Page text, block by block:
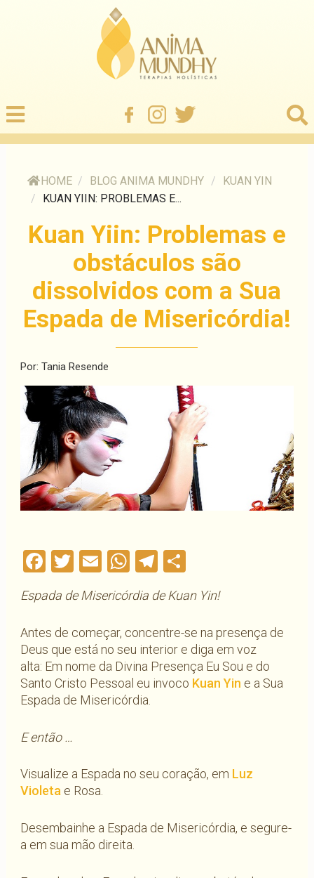
HOME / BLOG ANIMA MUNDHY /
KUAN YIN
/
KUAN YIIN: PROBLEMAS E...
Kuan Yiin: Problemas e
obstáculos são
dissolvidos com a Sua
Espada de Misericórdia!
Por: Tania Resende
Facebook
Twitter
EmailWhatsApp
Telegram
Espada de Misericórdia de Kuan Yin!
Antes de começar, concentre-se na presença de
Deus que está no seu interior e diga em voz
alta: Em nome da Divina Presença Eu Sou e do
Santo Cristo Pessoal eu invoco Kuan Yin e a Sua
Espada de Misericórdia.
E então …
Visualize a Espada no seu coração, em Luz
Violetae Rosa.
Desembainhe a Espada de Misericórdia, e segure-
a em sua mão direita.